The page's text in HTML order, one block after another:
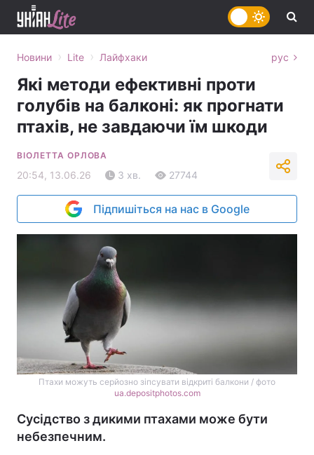
Новини › Lite › Лайфхаки рус
Які методи ефективні проти
голубів на балконі: як прогнати
птахів, не завдаючи їм шкоди
ВІОЛЕТТА ОРЛОВА
20:54, 13.06.26 3 хв. 27744
Підпишіться на нас в Google
Птахи можуть серйозно зіпсувати відкриті балкони / фото
ua.depositphotos.com
Сусідство з дикими птахами може бути
небезпечним.